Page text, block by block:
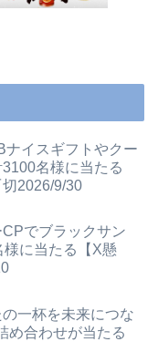
ナイスギフトやクー
名様に当たる
切2026/9/30
でブラックサン
様に当たる【X懸
一杯を未来につな
め合わせが当たる